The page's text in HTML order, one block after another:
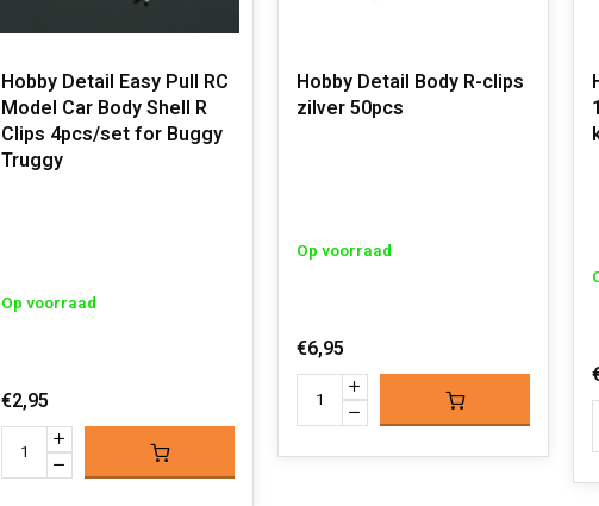
Hobby Detail Easy Pull RC
Model Car Body Shell R
Clips 4pcs/set for Buggy
Truggy
Op voorraad
€2,95
Hobby Detail Body R-clips
zilver 50pcs
Op voorraad
€6,95